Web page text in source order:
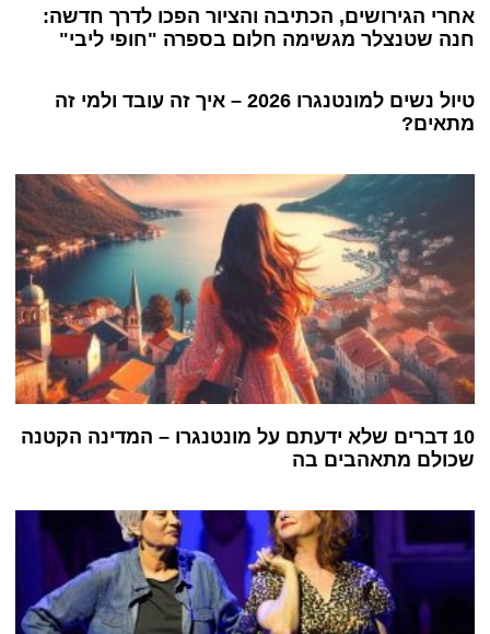
אחרי הגירושים, הכתיבה והציור הפכו לדרך חדשה:
חנה שטנצלר מגשימה חלום בספרה "חופי ליבי"
טיול נשים למונטנגרו 2026 – איך זה עובד ולמי זה
מתאים?
10 דברים שלא ידעתם על מונטנגרו – המדינה הקטנה
שכולם מתאהבים בה